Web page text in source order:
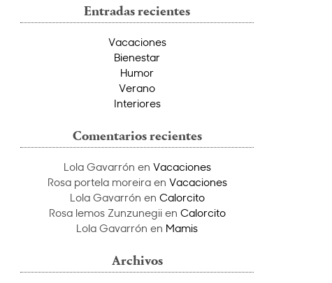
Entradas recientes
Vacaciones
Bienestar
Humor
Verano
Interiores
Comentarios recientes
Lola Gavarrón en Vacaciones
Rosa portela moreiraen Vacaciones
Lola Gavarrón en Calorcito
Rosa lemos Zunzunegiien Calorcito
Lola Gavarrón en Mamis
Archivos